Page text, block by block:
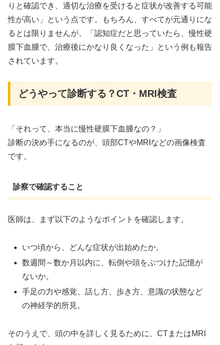
りと確認でき、適切な治療を受けると症状が改善する可能
性が高い」という点です。もちろん、すべてが元通りにな
るとは限りませんが、「認知症だと思っていたら、慢性硬
膜下血腫で、治療後にかなり良くなった」という例も報告
されています。
どうやって診断する？CT・MRI検査
「それって、本当に慢性硬膜下血腫なの？」
診断の決め手になるのが、頭部CTやMRIなどの画像検査
です。
診察で確認すること
医師は、まず以下のようなポイントを確認します。
いつ頃から、どんな症状が出始めたか。
数週間～数か月以内に、転倒や頭をぶつけた記憶が
ないか。
手足の力や感覚、話し方、歩き方、意識の状態など
の神経学的所見。
そのうえで、頭の中を詳しく見るために、CTまたはMRI